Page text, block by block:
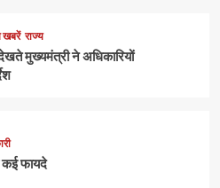
खबरें राज्य
मुख्यमंत्री ने अधिकारियों
फायदे